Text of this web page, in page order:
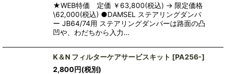
★WEB特価 定価 ￥63,800(税込) → 限定価格
\62,000(税込) ●DAMSEL ステアリングダンパ
ー JB64/74用 ステアリングダンパーは路面の凸
凹や、わだちから入力…
K＆N フィルターケアサービスキット [PA256-]
2,800円(税別)